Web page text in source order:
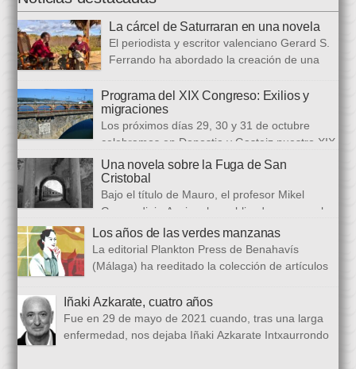
La cárcel de Saturraran en una novela
El periodista y escritor valenciano Gerard S.
Ferrando ha abordado la creación de una
realidad actual, con numerosas referencias al pasado. El ciclo
se inició en 2024 con Cariño, soy un iai@flauta, continuó en
2025 con Los abrazos aplazados y finalizará con Las
ausencias que heredamos, directamente ligada […]
Programa del XIX Congreso: Exilios y
migraciones
Los próximos días 29, 30 y 31 de octubre
celebramos en Donostia y Gasteiz nuestro XIX
congreso internacional, con especialistas de muy diversas
universidades y procedencias. En esta ocasión se trata de
establecer paralelismos entre los fugitivos de la Guerra Civil
española y estos otros hombres y mujeres que arriban a
nuestro país desde territorios […]
Una novela sobre la Fuga de San
Cristobal
Bajo el título de Mauro, el profesor Mikel
Guerendiain Azpiroz ha publicado una novela
histórica en castellano en la que ficciona los sucesos de la
tristemente fuga del fuerte de San Cristobal, en el monte
Ezkaba, una de las mayores evasiones carcelarias de Europa,
que se convirtió en un auténtico baño de sangre: 206
republicanos […]
Los años de las verdes manzanas
La editorial Plankton Press de Benahavís
(Málaga) ha reeditado la colección de artículos
de las verdes manzanas” Cecilia García de Guilarte publicó del
1 de marzo al 24 de octubre de 1968, en el periódico franquista
La Voz de España. Esta colección, dieciséis artículos, había
sido parcialmente […]
Iñaki Azkarate, cuatro años
Fue en 29 de mayo de 2021 cuando, tras una larga
enfermedad, nos dejaba Iñaki Azkarate Intxaurrondo